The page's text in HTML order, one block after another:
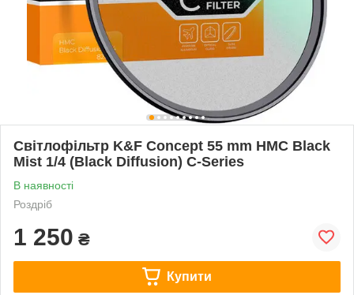
Світлофільтр K&F Concept 55 mm HMC Black
Mist 1/4 (Black Diffusion) C-Series
В наявності
Роздріб
1 250 ₴
Купити